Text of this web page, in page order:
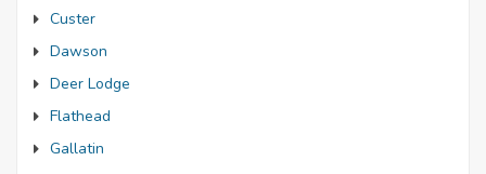
Custer
Dawson
Deer Lodge
Flathead
Gallatin